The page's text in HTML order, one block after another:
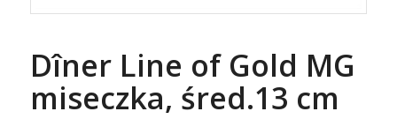
Dîner Line of Gold MG
miseczka, śred.13 cm